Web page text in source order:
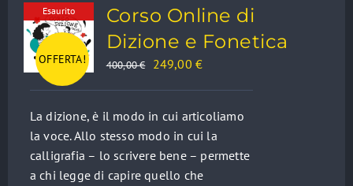
Esaurito
OFFERTA!
Corso Online di
Dizione e Fonetica
400,00€
Il
era:
400,00 €.
249,00 €Il
è:
249,00 €.
La dizione, è il modo in cui articoliamo
la voce. Allo stesso modo in cui la
calligrafia – lo scrivere bene – permette
a chi legge di capire quello che